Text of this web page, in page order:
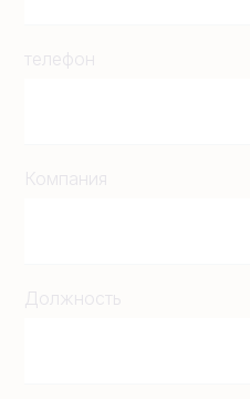
телефон
Компания
Должность